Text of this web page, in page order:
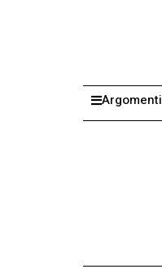
Argomenti